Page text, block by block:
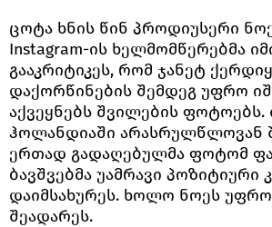
ცოტა ხნის წინ პროდიუსერი
Instagram-ის ხელმომწერებმა
გააკრიტიკეს, რომ ჯანეტ
დაქორწინების შემდეგ უფრო
აქვეყნებს შვილების ფოტოებს.
ჰოლანდიაში არასრულწლოვან
ერთად გადაღებულმა ფოტომ
ბავშვებმა უამრავი პოზიტიური
დაიმსახურეს. ხოლო ნოეს
შეადარეს.